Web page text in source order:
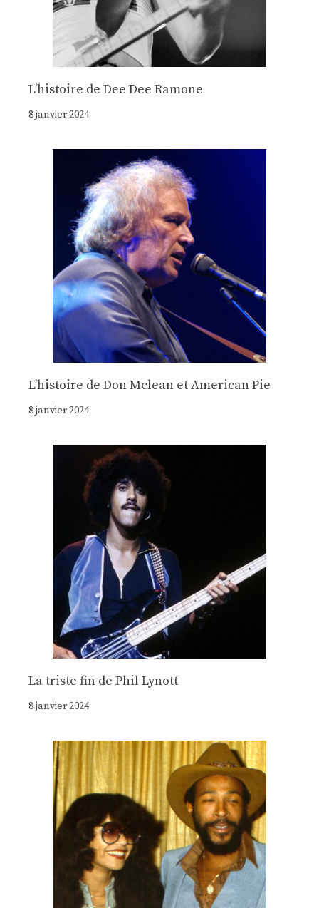
Lʼhistoire de Dee Dee Ramone
8 janvier 2024
Lʼhistoire de Don Mclean et American Pie
8 janvier 2024
La triste fin de Phil Lynott
8 janvier 2024